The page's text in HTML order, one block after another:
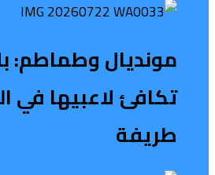
مونديال وطماطم:
تكافئ لاعبيها في
طريفة